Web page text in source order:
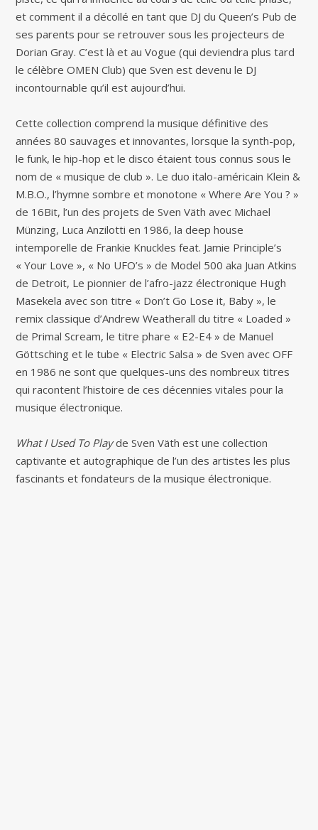
et comment il a décollé en tant que DJ du Queen’s Pub de
ses parents pour se retrouver sous les projecteurs de
Dorian Gray. C’est là et au Vogue (qui deviendra plus tard
le célèbre OMEN Club) que Sven est devenu le DJ
incontournable qu’il est aujourd’hui.
Cette collection comprend la musique définitive des
années 80 sauvages et innovantes, lorsque la synth-pop,
le funk, le hip-hop et le disco étaient tous connus sous le
nom de « musique de club ». Le duo italo-américain Klein &
M.B.O., l’hymne sombre et monotone « Where Are You ? »
de 16Bit, l’un des projets de Sven Väth avec Michael
Münzing, Luca Anzilotti en 1986, la deep house
intemporelle de Frankie Knuckles feat. Jamie Principle’s
« Your Love », « No UFO’s » de Model 500 aka Juan Atkins
de Detroit, Le pionnier de l’afro-jazz électronique Hugh
Masekela avec son titre « Don’t Go Lose it, Baby », le
remix classique d’Andrew Weatherall du titre « Loaded »
de Primal Scream, le titre phare « E2-E4 » de Manuel
Göttsching et le tube « Electric Salsa » de Sven avec OFF
en 1986 ne sont que quelques-uns des nombreux titres
qui racontent l’histoire de ces décennies vitales pour la
musique électronique.
What I Used To Playde Sven Väth est une collection
captivante et autographique de l’un des artistes les plus
fascinants et fondateurs de la musique électronique.